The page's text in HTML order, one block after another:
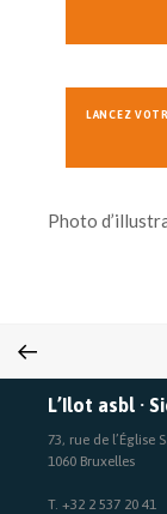
LANCEZ
Photo
L’Ilot asbl ·
73, rue de l’Église
1060 Bruxelles
T. +32 2 537 20 41